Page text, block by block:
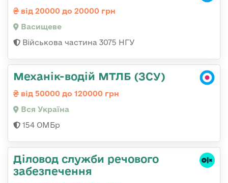
від 20000 до 20000 грн
Васищеве
Військова частина 3075 НГУ
Механік-водій МТЛБ (ЗСУ)
від 50000 до 120000 грн
Вся Україна
154 ОМБр
Діловод служби речового
забезпечення